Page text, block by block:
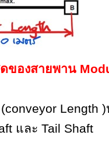
ของสายพาน
(conveyor Length )
และ Tail Shaft